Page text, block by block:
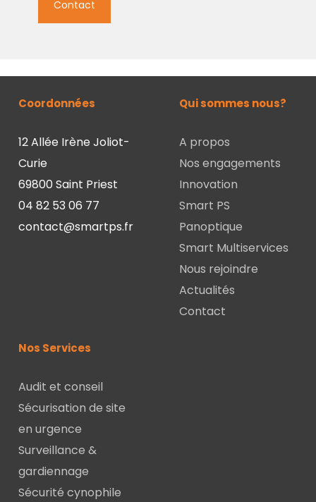
Coordonnées
12 Allée Irène Joliot-
Curie
69800 Saint Priest
04 82 53 06 77
contact@smartps.fr
Qui sommes nous?
A propos
Nos engagements
Innovation
Smart PS
Panoptique
Smart Multiservices
Nous rejoindre
Actualités
Contact
Nos Services
Audit et conseil
Sécurisation de site
en urgence
Surveillance &
gardiennage
Sécurité cynophile